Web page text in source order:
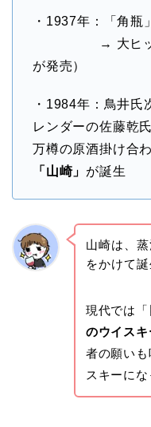
・1937年：「角瓶
→ 大ヒット（
が発売）
・1984年：鳥井氏
レンダーの佐藤乾
万樽の原酒掛け合
「山崎」 が誕生
山崎は、
をかけて誕
現代では「
のウイスキ
者の願い
スキーにな